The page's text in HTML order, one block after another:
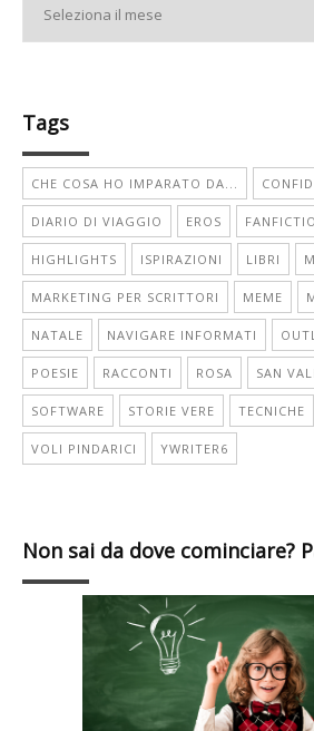
Tags
CHE COSA HO IMPARATO DA...
DIARIO DI VIAGGIO EROS
HIGHLIGHTS ISPIRAZIONI LIBRI
MARKETING PER SCRITTORI MEME
NATALE NAVIGARE INFORMATI
POESIE RACCONTI ROSA SAN
SOFTWARE STORIE VERE TECNICHE
VOLI PINDARICI YWRITER6
Non sai da dove cominciare?